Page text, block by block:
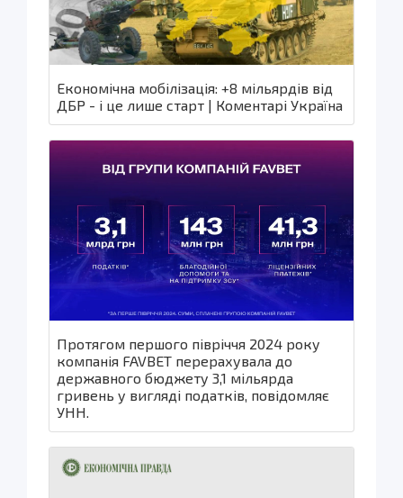
Економічна мобілізація: +8 мільярдів від
ДБР - і це лише старт | Коментарі Україна
Протягом першого півріччя 2024 року
компанія FAVBET перерахувала до
державного бюджету 3,1 мільярда
гривень у вигляді податків, повідомляє
УНН.